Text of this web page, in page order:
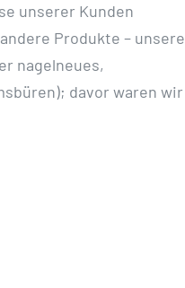
unserer Kunden
Produkte – unsere
nagelneues,
davor waren wir